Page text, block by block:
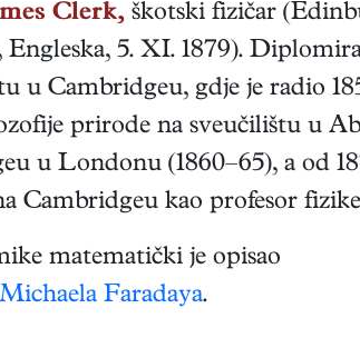
Clerk, škotski fizičar (
, 5. XI. 1879).
u Cambridgeu, gdje je radio
prirode na sveučilištu u
u Londonu (1860–65), a od
Cambridgeu kao profesor
matematički je opisao
Michaela Faradaya.